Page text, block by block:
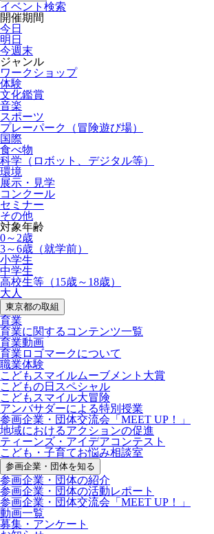
イベント検索
開催期間
今日
明日
今週末
ジャンル
ワークショップ
体験
文化鑑賞
音楽
スポーツ
プレーパーク（冒険遊び場）
国際
食べ物
科学（ロボット、デジタル等）
環境
展示・見学
コンクール
セミナー
その他
対象年齢
0～2歳
3～6歳（就学前）
小学生
中学生
高校生等（15歳～18歳）
大人
東京都の取組
育業
育業に関するコンテンツ一覧
育業動画
育業ロゴマークについて
職業体験
こどもスマイルムーブメント大賞
こどもの日スペシャル
こどもスマイル大冒険
アンバサダーによる特別授業
参画企業・団体交流会「MEET UP！」
地域におけるアクションの促進
ティーンズ・アイデアコンテスト
こども・子育てお悩み相談室
参画企業・団体を知る
参画企業・団体の紹介
参画企業・団体の活動レポート
参画企業・団体交流会「MEET UP！」
動画一覧
募集・アンケート